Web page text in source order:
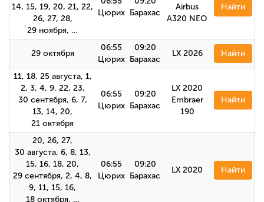
14, 15, 19, 20, 21, 22,
26, 27, 28,
29 ноября, …
Цюрих Барахас
Airbus
A320 NEO
Найти
29 октября
06:55
Цюрих
09:20
Барахас
LX 2026 Найти
11, 18, 25 августа, 1,
2, 3, 4, 9, 22, 23,
30 сентября, 6, 7,
13, 14, 20,
21 октября
06:55
Цюрих
09:20
Барахас
LX 2020
Embraer
190
Найти
20, 26, 27,
30 августа, 6, 8, 13,
15, 16, 18, 20,
29 сентября, 2, 4, 8,
9, 11, 15, 16,
18 октября, …
06:55
Цюрих
09:20
Барахас
LX 2020 Найти